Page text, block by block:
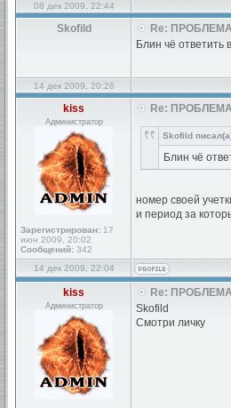
08 дек 2009, 22:44
Skofild
Re:
Блин чё ответить
14 дек 2009, 20:26
kiss
Администратор
Зарегистрирован: 17
июн 2009, 20:02
Сообщений: 342
Re:
Skofild
Блин чё
номер своей
и период за
14 дек 2009, 22:04
kiss
Администратор
Re:
Skofild
Смотри личку